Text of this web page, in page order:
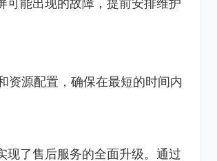
可能出现的故障，提前安排维护
资源配置，确保在最短的时间内
现了售后服务的全面升级。通过